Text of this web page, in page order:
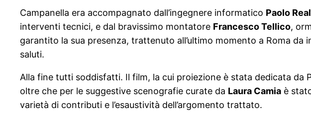
Campanella era accompagnato dall’ingegnere informatico Paolo
interventi tecnici, e dal bravissimo montatore Francesco Tellico,
garantito la sua presenza, trattenuto all’ultimo momento a Roma
saluti.
Alla fine tutti soddisfatti. Il film, la cui proiezione è stata dedicata
oltre che per le suggestive scenografie curate da Laura Camia è
varietà di contributi e l’esaustività dell’argomento trattato.